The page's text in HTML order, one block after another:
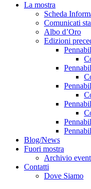
La mostra
Scheda
Comunicati
Albo d’Oro
Edizioni
Blog/News
Fuori mostra
Archivio
Contatti
Dove Siamo